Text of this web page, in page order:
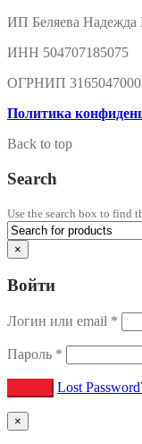
ИП Беляева Надежда
ИНН 504707185075
ОГРНИП
Политика
Back to top
Search
Use the search box to find
×
Войти
Логин или email *
Пароль *
Lost
×